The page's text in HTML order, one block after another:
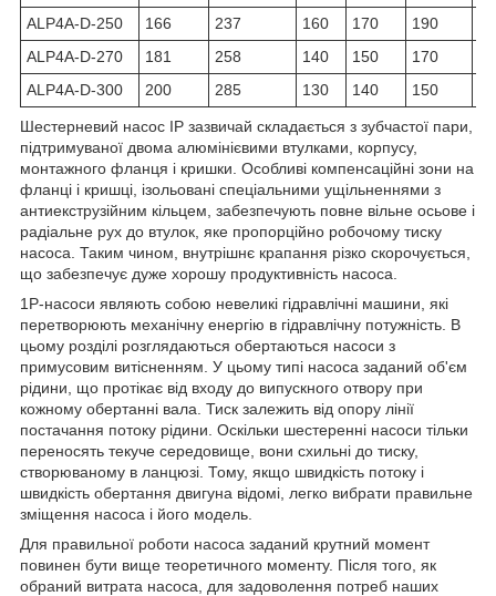
ALP4A-D-250
166 237 160 170 190
ALP4A-D-270
181 258 140 150 170
ALP4A-D-300
200 285 130 140 150
Шестерневий насос IP зазвичай складається з зубчастої пари,
підтримуваної двома алюмінієвими втулками, корпусу,
монтажного фланця і кришки. Особливі компенсаційні зони на
фланці і кришці, ізольовані спеціальними ущільненнями з
антиекструзійним кільцем, забезпечують повне вільне осьове і
радіальне рух до втулок, яке пропорційно робочому тиску
насоса. Таким чином, внутрішнє крапання різко скорочується,
що забезпечує дуже хорошу продуктивність насоса.
1P-насоси являють собою невеликі гідравлічні машини, які
перетворюють механічну енергію в гідравлічну потужність. В
цьому розділі розглядаються обертаються насоси з
примусовим витісненням. У цьому типі насоса заданий об'єм
рідини, що протікає від входу до випускного отвору при
кожному обертанні вала. Тиск залежить від опору лінії
постачання потоку рідини. Оскільки шестеренні насоси тільки
переносять текуче середовище, вони схильні до тиску,
створюваному в ланцюзі. Тому, якщо швидкість потоку і
швидкість обертання двигуна відомі, легко вибрати правильне
зміщення насоса і його модель.
Для правильної роботи насоса заданий крутний момент
повинен бути вище теоретичного моменту. Після того, як
обраний витрата насоса, для задоволення потреб наших